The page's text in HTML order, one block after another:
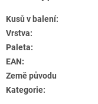
Kusů v balení:
Vrstva:
Paleta:
EAN:
Země původu
Kategorie: